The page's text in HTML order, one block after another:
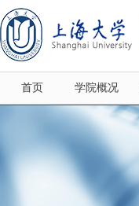
首页 学院概况